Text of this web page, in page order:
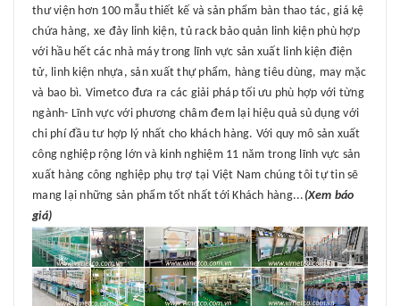
thư viện hơn 100 mẫu thiết kế và sản phẩm bàn thao tác, giá kệ
chứa hàng, xe đảy linh kiện, tủ rack bảo quản linh kiện phù hợp
với hầu hết các nhà máy trong lĩnh vực sản xuất linh kiện điện
tử, linh kiện nhựa, sản xuất thự phẩm, hàng tiêu dùng, may mặc
và bao bì. Vimetco đưa ra các giải pháp tối ưu phù hợp với từng
ngành- Lĩnh vực với phương châm đem lại hiệu quả sủ dụng với
chi phí đầu tư hợp lý nhất cho khách hàng. Với quy mô sản xuất
công nghiệp rộng lớn và kinh nghiệm 11 năm trong lĩnh vực sản
xuất hàng công nghiệp phụ trợ tại Việt Nam chúng tôi tự tin sẽ
mang lại những sản phẩm tốt nhất tới Khách hàng... (Xem báo
giá)